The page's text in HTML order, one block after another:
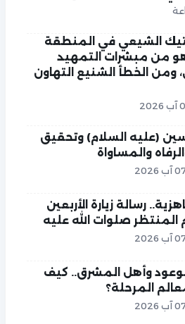
الشيعي في المنطقة
من مبشرات التمهيد
ومن الخطأ الشنيع التهاون
(عليه السلام) وتحقيق
والمساواة
رسالة زيارة الأربعين
المنتظر صلوات الله عليه
وأهل المشرق.. كيف
المرحلة؟